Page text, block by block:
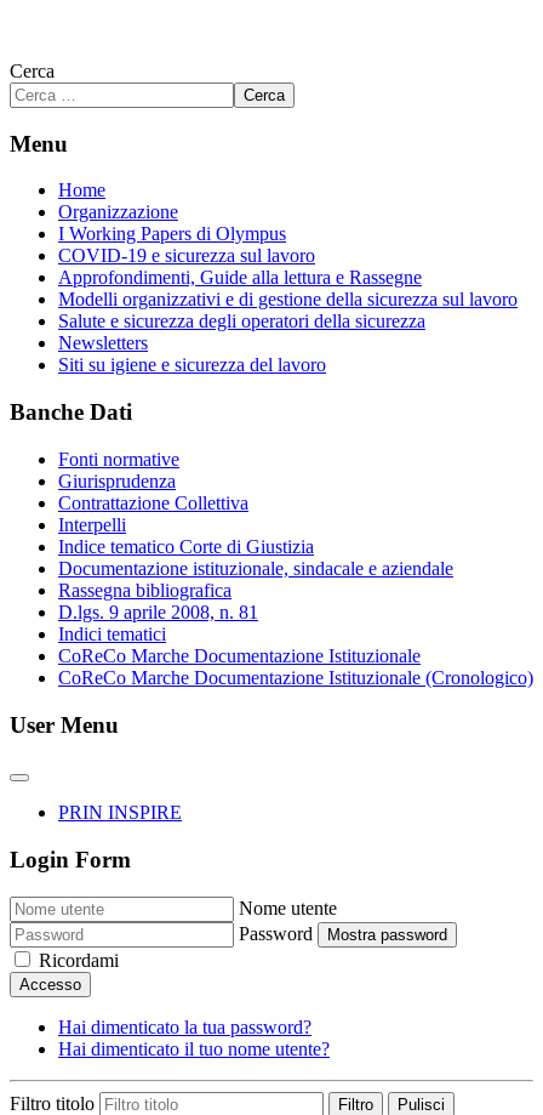
Cerca
Cerca
Menu
Home
Organizzazione
I Working Papers di Olympus
COVID-19 e sicurezza sul lavoro
Approfondimenti, Guide alla lettura e Rassegne
Modelli organizzativi e di gestione della sicurezza sul lavoro
Salute e sicurezza degli operatori della sicurezza
Newsletters
Siti su igiene e sicurezza del lavoro
Banche Dati
Fonti normative
Giurisprudenza
Contrattazione Collettiva
Interpelli
Indice tematico Corte di Giustizia
Documentazione istituzionale, sindacale e aziendale
Rassegna bibliografica
D.lgs. 9 aprile 2008, n. 81
Indici tematici
CoReCo Marche Documentazione Istituzionale
CoReCo Marche Documentazione Istituzionale (Cronologico)
User Menu
PRIN INSPIRE
Login Form
Nome utente
Password
Mostra password
Ricordami
Accesso
Hai dimenticato la tua password?
Hai dimenticato il tuo nome utente?
Filtro titolo Filtro Pulisci